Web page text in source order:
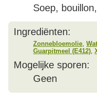
Soep,
Ingrediënten:
Zonnebloemolie
Guarpitmeel (E412)
Mogelijke sporen:
Geen